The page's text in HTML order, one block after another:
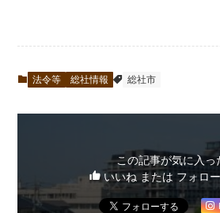
法令等 総社情報 総社市
この記事が気に入っ
いいね または フォロー